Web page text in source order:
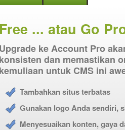
Free ... atau Go
Upgrade ke Account Pro
konsisten dan memastikan
kemuliaan untuk CMS ini
Tambahkan situs terbatas
Gunakan logo Anda sendiri,
Menyesuaikan konten, gaya